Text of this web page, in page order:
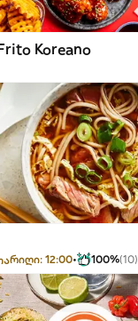
Koreano
12:00 100%(10)